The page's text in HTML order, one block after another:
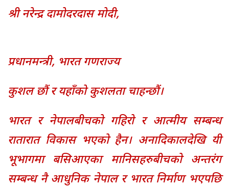
श्री नरेन्द्र दामोदरदास मोदी,
प्रधानमन्त्री, भारत गणराज्य
कुशल छौं र यहाँको कुशलता चाहन्छौं।
भारत र नेपालबीचको गहिरो र आत्मीय सम्बन्ध
रातारात विकास भएको हैन। अनादिकालदेखि यी
भूभागमा बसिआएका मानिसहरुबीचको अन्तरंग
सम्बन्ध नै आधुनिक नेपाल र भारत निर्माण भएपछि